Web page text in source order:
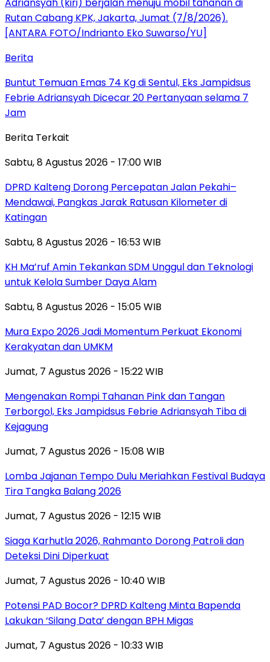
Berita
Buntut Temuan Emas 74 Kg di Sentul, Eks Jampidsus
Febrie Adriansyah Dicecar 20 Pertanyaan selama 7
Jam
Berita Terkait
Sabtu, 8 Agustus 2026 - 17:00 WIB
DPRD Kalteng Dorong Percepatan Jalan Pekahi–
Mendawai, Pangkas Jarak Ratusan Kilometer di
Katingan
Sabtu, 8 Agustus 2026 - 16:53 WIB
KH Ma’ruf Amin Tekankan SDM Unggul dan Teknologi
untuk Kelola Sumber Daya Alam
Sabtu, 8 Agustus 2026 - 15:05 WIB
Mura Expo 2026 Jadi Momentum Perkuat Ekonomi
Kerakyatan dan UMKM
Jumat, 7 Agustus 2026 - 15:22 WIB
Mengenakan Rompi Tahanan Pink dan Tangan
Terborgol, Eks Jampidsus Febrie Adriansyah Tiba di
Kejagung
Jumat, 7 Agustus 2026 - 15:08 WIB
Lomba Jajanan Tempo Dulu Meriahkan Festival Budaya
Tira Tangka Balang 2026
Jumat, 7 Agustus 2026 - 12:15 WIB
Siaga Karhutla 2026, Rahmanto Dorong Patroli dan
Deteksi Dini Diperkuat
Jumat, 7 Agustus 2026 - 10:40 WIB
Potensi PAD Bocor? DPRD Kalteng Minta Bapenda
Lakukan ‘Silang Data’ dengan BPH Migas
Jumat, 7 Agustus 2026 - 10:33 WIB